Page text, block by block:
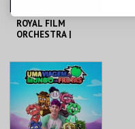
ROYAL FILM
ORCHESTRA |
WILLIAMS
COLISEU DE LISBOA
MAIS INFO